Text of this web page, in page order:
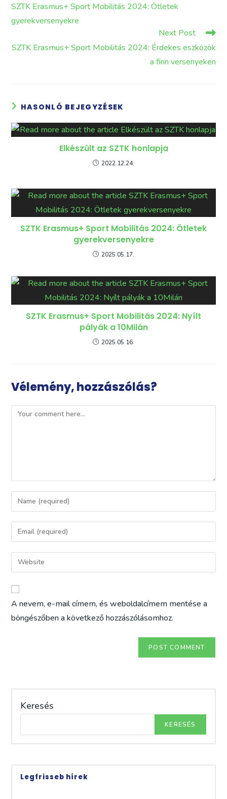
articles
SZTK Erasmus+ Sport Mobilitás 2024: Ötletek
gyerekversenyekre
Next Post
SZTK Erasmus+ Sport Mobilitás 2024: Érdekes eszközök
a finn versenyeken
HASONLÓ BEJEGYZÉSEK
Elkészült az SZTK honlapja
2022.12.24.
SZTK Erasmus+ Sport Mobilitás 2024: Ötletek
gyerekversenyekre
2025.05.17.
SZTK Erasmus+ Sport Mobilitás 2024: Nyílt
pályák a 10Milán
2025.05.16.
Vélemény, hozzászólás?
Comment
Enter
your
name
comment
Enter
your
email
address
comment
Enter
your
website
URL
(optional)
A nevem, e-mail címem, és weboldalcímem mentése a
böngészőben a következő hozzászólásomhoz.
Keresés
KERESÉS
Legfrisseb hírek